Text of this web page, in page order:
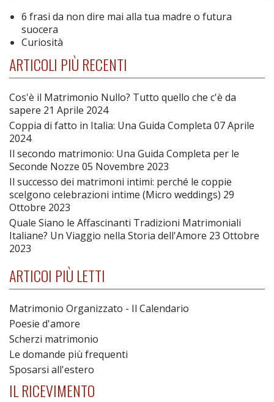
6 frasi da non dire mai alla tua madre o futura
suocera
Curiosità
ARTICOLI PIÙ RECENTI
Cos'è il Matrimonio Nullo? Tutto quello che c'è da
sapere 21 Aprile 2024
Coppia di fatto in Italia: Una Guida Completa 07 Aprile
2024
Il secondo matrimonio: Una Guida Completa per le
Seconde Nozze 05 Novembre 2023
Il successo dei matrimoni intimi: perché le coppie
scelgono celebrazioni intime (Micro weddings) 29
Ottobre 2023
Quale Siano le Affascinanti Tradizioni Matrimoniali
Italiane? Un Viaggio nella Storia dell'Amore 23 Ottobre
2023
ARTICOI PIÙ LETTI
Matrimonio Organizzato - Il Calendario
Poesie d'amore
Scherzi matrimonio
Le domande più frequenti
Sposarsi all'estero
IL RICEVIMENTO